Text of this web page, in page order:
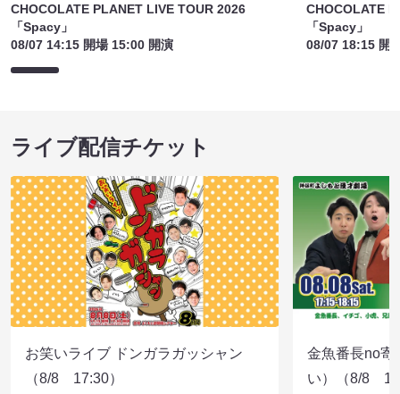
CHOCOLATE PLANET LIVE TOUR 2026
「Spacy」
08/07 14:15 開場 15:00 開演
CHOCOLATE
「Spacy」
08/07 18:15 開
ライブ配信チケット
お笑いライブ ドンガラガッシャン
（8/8 17:30）
金魚番長no寄
い）（8/8